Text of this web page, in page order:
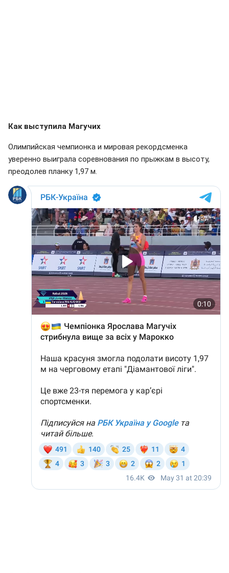
Как выступила Магучих
Олимпийская чемпионка и мировая рекордсменка
уверенно выиграла соревнования по прыжкам в высоту,
преодолев планку 1,97 м.